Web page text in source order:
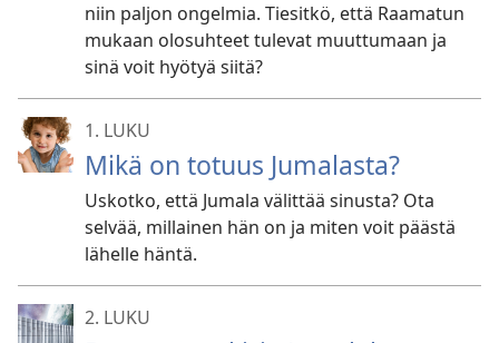
niin paljon ongelmia. Tiesitkö, että Raamatun
mukaan olosuhteet tulevat muuttumaan ja
sinä voit hyötyä siitä?
1. LUKU
Mikä on totuus Jumalasta?
Uskotko, että Jumala välittää sinusta? Ota
selvää, millainen hän on ja miten voit päästä
lähelle häntä.
2. LUKU